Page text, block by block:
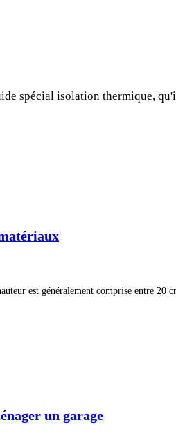
spécial isolation thermique,
est généralement comprise entre 20
un garage